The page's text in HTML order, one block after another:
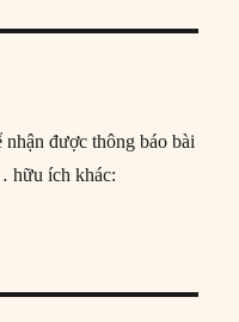
được thông báo bài
hữu ích khác: